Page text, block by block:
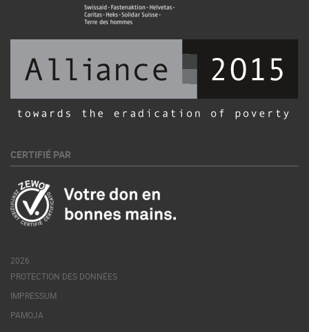
CERTIFIÉ PAR
2026
PROTECTION DES DONNÉES
IMPRESSUM
PAMOJA